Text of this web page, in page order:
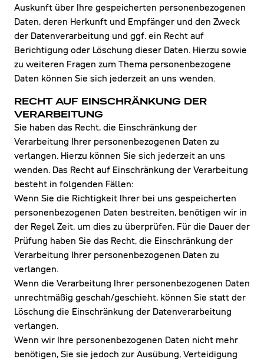
Auskunft über Ihre gespeicherten personenbezogenen
Daten, deren Herkunft und Empfänger und den Zweck
der Datenverarbeitung und ggf. ein Recht auf
Berichtigung oder Löschung dieser Daten. Hierzu sowie
zu weiteren Fragen zum Thema personenbezogene
Daten können Sie sich jederzeit an uns wenden.
RECHT AUF EINSCHRÄNKUNG DER
VERARBEITUNG
Sie haben das Recht, die Einschränkung der
Verarbeitung Ihrer personenbezogenen Daten zu
verlangen. Hierzu können Sie sich jederzeit an uns
wenden. Das Recht auf Einschränkung der Verarbeitung
besteht in folgenden Fällen:
Wenn Sie die Richtigkeit Ihrer bei uns gespeicherten
personenbezogenen Daten bestreiten, benötigen wir in
der Regel Zeit, um dies zu überprüfen. Für die Dauer der
Prüfung haben Sie das Recht, die Einschränkung der
Verarbeitung Ihrer personenbezogenen Daten zu
verlangen.
Wenn die Verarbeitung Ihrer personenbezogenen Daten
unrechtmäßig geschah/geschieht, können Sie statt der
Löschung die Einschränkung der Datenverarbeitung
verlangen.
Wenn wir Ihre personenbezogenen Daten nicht mehr
benötigen, Sie sie jedoch zur Ausübung, Verteidigung